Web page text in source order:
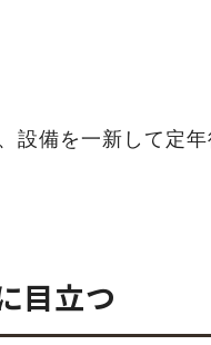
設備を一新して定
目立つ